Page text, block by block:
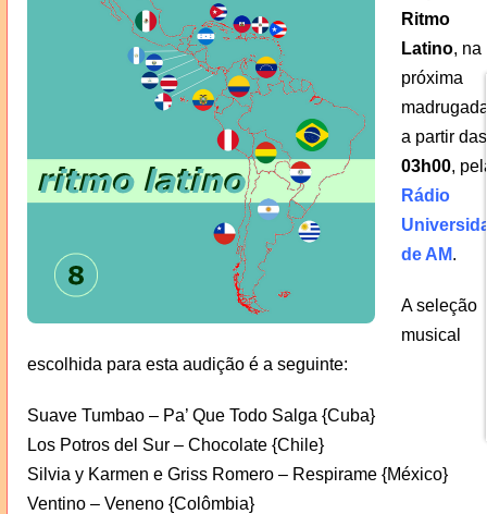
Ritmo
Latino, na
próxima
a partir das
03h00,
Rádio
de AM.
A seleção
musical
escolhida para esta audição é a seguinte:
Suave Tumbao – Pa’ Que Todo Salga {Cuba}
Los Potros del Sur – Chocolate {Chile}
Silvia y Karmen e Griss Romero – Respirame {México}
Ventino – Veneno {Colômbia}